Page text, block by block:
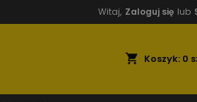
Witaj, Zaloguj się lub
shopping_cart Koszyk: 0